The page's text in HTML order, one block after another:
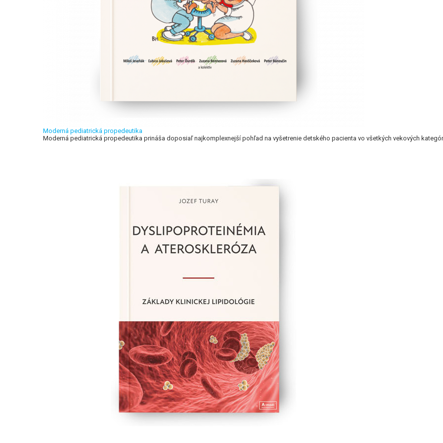
Moderná pediatrická propedeutika
Moderná pediatrická propedeutika prináša doposiaľ najkomplexnejší pohľad na vyšetrenie detského pacienta vo všetkých vekových